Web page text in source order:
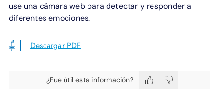
use una cámara web para detectar y responder a
diferentes emociones.
Descargar PDF
¿Fue útil esta información?